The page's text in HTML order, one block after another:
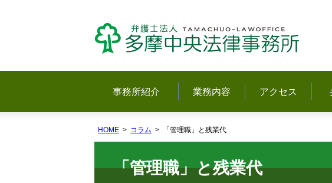
事務所紹介 業務内容 アクセス
HOME コラム 「管理職」と残業代
「管理職」と残業代